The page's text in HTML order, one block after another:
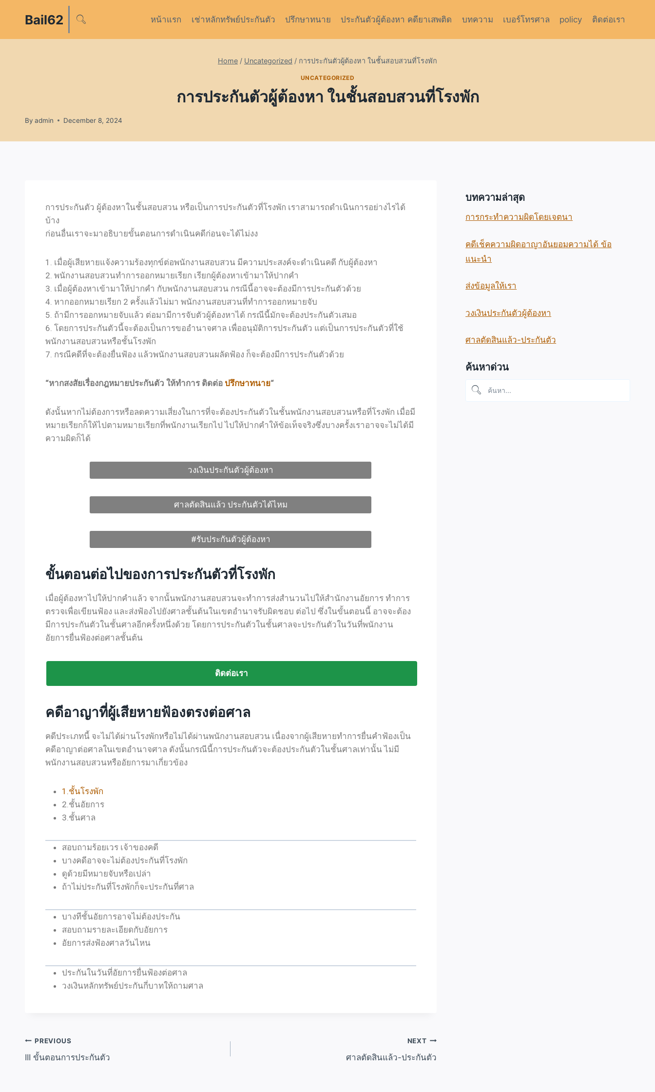
Bail62 หน้าแรก เช่าหลักทรัพย์ประกันตัว ปรึกษาทนาย ประกันตัวผู้ต้องหา คดียาเสพติด บทความ เบอร์โทรศาล policy ติดต่อเรา
Home / Uncategorized / การประกันตัวผู้ต้องหา ในชั้นสอบสวนที่โรงพัก
UNCATEGORIZED
การประกันตัวผู้ต้องหา ในชั้นสอบสวนที่โรงพัก
By admin December 8, 2024
การประกันตัว ผู้ต้องหาในชั้นสอบสวน หรือเป็นการประกันตัวที่โรงพัก เราสามารถดำเนินการอย่างไรได้
บ้าง
ก่อนอื่นเราจะมาอธิบายขั้นตอนการดำเนินคดีก่อนจะได้ไม่งง
1. เมื่อผู้เสียหายแจ้งความร้องทุกข์ต่อพนักงานสอบสวน มีความประสงค์จะดำเนินคดี กับผู้ต้องหา
2. พนักงานสอบสวนทำการออกหมายเรียก เรียกผู้ต้องหาเข้ามาให้ปากคำ
3. เมื่อผู้ต้องหาเข้ามาให้ปากคำ กับพนักงานสอบสวน กรณีนี้อาจจะต้องมีการประกันตัวด้วย
4. หากออกหมายเรียก 2 ครั้งแล้วไม่มา พนักงานสอบสวนที่ทำการออกหมายจับ
5. ถ้ามีการออกหมายจับแล้ว ต่อมามีการจับตัวผู้ต้องหาได้ กรณีนี้มักจะต้องประกันตัวเสมอ
6. โดยการประกันตัวนี้จะต้องเป็นการขออำนาจศาล เพื่ออนุมัติการประกันตัว แต่เป็นการประกันตัวที่ใช้
พนักงานสอบสวนหรือชั้นโรงพัก
7. กรณีคดีที่จะต้องยื่นฟ้อง แล้วพนักงานสอบสวนผลัดฟ้อง ก็จะต้องมีการประกันตัวด้วย
“หากสงสัยเรื่องกฎหมายประกันตัว ให้ทำการ ติดต่อ ปรึกษาทนาย“
ดังนั้นหากไม่ต้องการหรือลดความเสี่ยงในการที่จะต้องประกันตัวในชั้นพนักงานสอบสวนหรือที่โรงพัก เมื่อมี
หมายเรียกก็ให้ไปตามหมายเรียกที่พนักงานเรียกไป ไปให้ปากคำให้ข้อเท็จจริงซึ่งบางครั้งเราอาจจะไม่ได้มี
ความผิดก็ได้
วงเงินประกันตัวผู้ต้องหา
ศาลตัดสินแล้ว ประกันตัวได้ไหม
#รับประกันตัวผู้ต้องหา
ขั้นตอนต่อไปของการประกันตัวที่โรงพัก
เมื่อผู้ต้องหาไปให้ปากคำแล้ว จากนั้นพนักงานสอบสวนจะทำการส่งสำนวนไปให้สำนักงานอัยการ ทำการ
ตรวจเพื่อเขียนฟ้อง และส่งฟ้องไปยังศาลชั้นต้นในเขตอำนาจรับผิดชอบ ต่อไป ซึ่งในขั้นตอนนี้ อาจจะต้อง
มีการประกันตัวในชั้นศาลอีกครั้งหนึ่งด้วย โดยการประกันตัวในชั้นศาลจะประกันตัวในวันที่พนักงาน
อัยการยื่นฟ้องต่อศาลชั้นต้น
ติดต่อเรา
คดีอาญาที่ผู้เสียหายฟ้องตรงต่อศาล
คดีประเภทนี้ จะไม่ได้ผ่านโรงพักหรือไม่ได้ผ่านพนักงานสอบสวน เนื่องจากผู้เสียหายทำการยื่นคำฟ้องเป็น
คดีอาญาต่อศาลในเขตอำนาจศาล ดังนั้นกรณีนี้การประกันตัวจะต้องประกันตัวในชั้นศาลเท่านั้น ไม่มี
พนักงานสอบสวนหรืออัยการมาเกี่ยวข้อง
1.ชั้นโรงพัก
2.ชั้นอัยการ
3.ชั้นศาล
สอบถามร้อยเวร เจ้าของคดี
บางคดีอาจจะไม่ต้องประกันที่โรงพัก
ดูด้วยมีหมายจับหรือเปล่า
ถ้าไม่ประกันที่โรงพักก็จะประกันที่ศาล
บางทีชั้นอัยการอาจไม่ต้องประกัน
สอบถามรายละเอียดกับอัยการ
อัยการส่งฟ้องศาลวันไหน
ประกันในวันที่อัยการยื่นฟ้องต่อศาล
วงเงินหลักทรัพย์ประกันกี่บาทให้ถามศาล
PREVIOUS
III ขั้นตอนการประกันตัว
NEXT
ศาลตัดสินแล้ว-ประกันตัว
บทความล่าสุด
การกระทำความผิดโดยเจตนา
คดีเช็คความผิดอาญาอันยอมความได้ ข้อ
แนะนำ
ส่งข้อมูลให้เรา
วงเงินประกันตัวผู้ต้องหา
ศาลตัดสินแล้ว-ประกันตัว
ค้นหาด่วน